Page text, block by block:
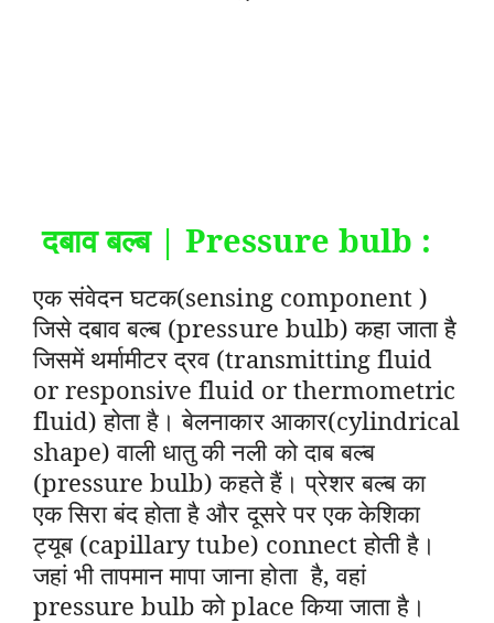
दबाव बल्ब | Pressure bulb :
एक संवेदन घटक(sensing component )
जिसे दबाव बल्ब (pressure bulb) कहा जाता है
जिसमें थर्मामीटर द्रव (transmitting fluid
or responsive fluid or thermometric
fluid) होता है। बेलनाकार आकार(cylindrical
shape) वाली धातु की नली को दाब बल्ब
(pressure bulb) कहते हैं। प्रेशर बल्ब का
एक सिरा बंद होता है और दूसरे पर एक केशिका
ट्यूब (capillary tube) connect होती है।
जहां भी तापमान मापा जाना होता है, वहां
pressure bulb को place किया जाता है।